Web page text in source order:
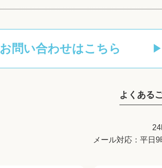
お問い合わせはこちら
よくある
メール対応：平日